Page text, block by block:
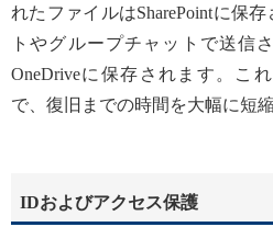
れたファイルはSharePointに保
トやグループチャットで送信
OneDriveに保存されます。こ
で、復旧までの時間を大幅に短
IDおよびアクセス保護